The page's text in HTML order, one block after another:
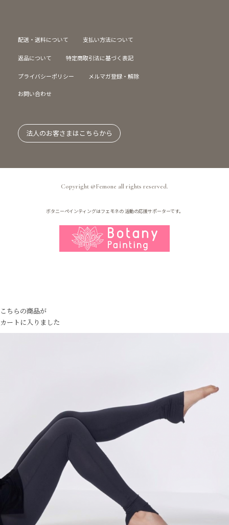
配送・送料について 支払い方法について
返品について 特定商取引法に基づく表記
プライバシーポリシー メルマガ登録・解除
お問い合わせ
法人のお客さまはこちらから
Copyright @Femone all rights reserved.
ボタニーペインティングはフェモネの活動の応援サポーターです。
こちらの商品が
カートに入りました